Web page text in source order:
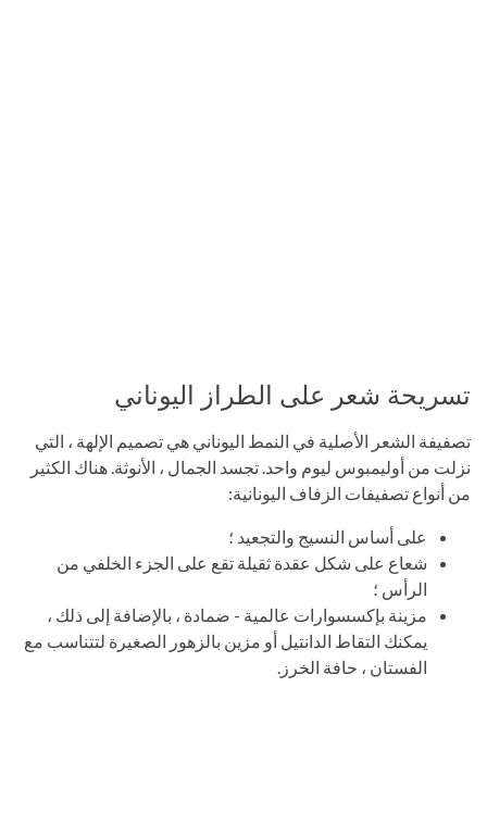
تسريحة شعر على الطراز اليوناني
تصفيفة الشعر الأصلية في النمط اليوناني هي تصميم الإلهة ، التي
نزلت من أوليمبوس ليوم واحد. تجسد الجمال ، الأنوثة. هناك الكثير
من أنواع تصفيفات الزفاف اليونانية:
على أساس النسيج والتجعيد ؛
شعاع على شكل عقدة ثقيلة تقع على الجزء الخلفي من
الرأس ؛
مزينة بإكسسوارات عالمية - ضمادة ، بالإضافة إلى ذلك ،
يمكنك التقاط الدانتيل أو مزين بالزهور الصغيرة لتتناسب مع
الفستان ، حافة الخرز.